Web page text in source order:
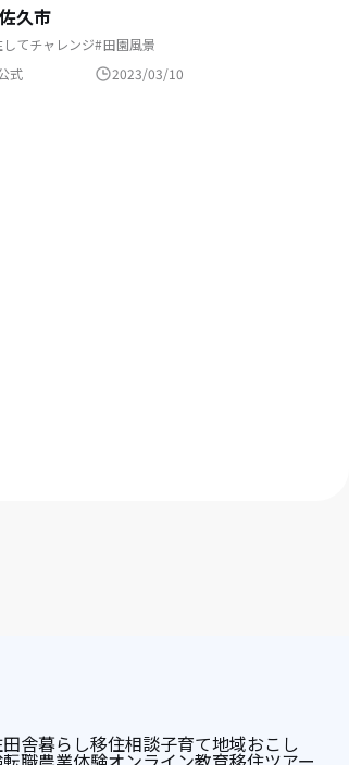
久市
てチャレンジ 田園風景
化をつなぐ リモートワーク
式 2023/03/10
田舎暮らし移住相談子育て地域おこし